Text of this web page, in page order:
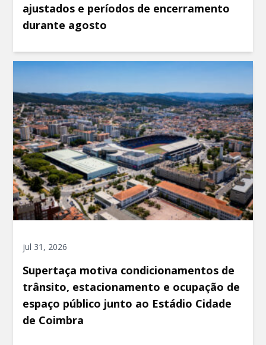
ajustados e períodos de encerramento
durante agosto
jul 31, 2026
Supertaça motiva condicionamentos de
trânsito, estacionamento e ocupação de
espaço público junto ao Estádio Cidade
de Coimbra